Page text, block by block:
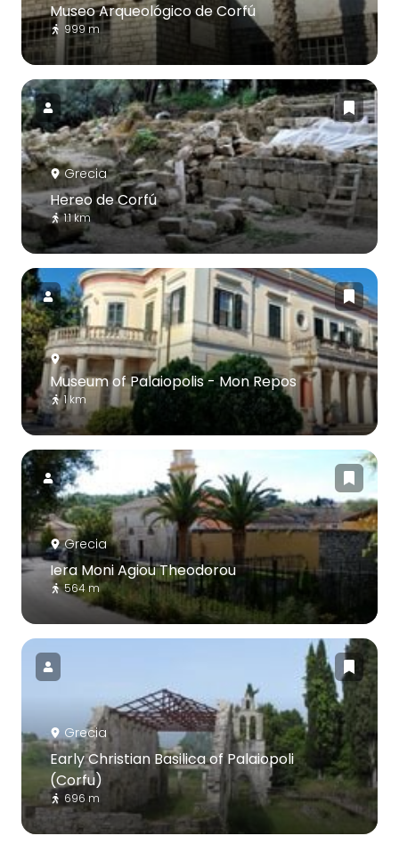
Museo Arqueológico de Corfú
999 m
Grecia
Hereo de Corfú
1.1 km
Museum of Palaiopolis - Mon Repos
1 km
Grecia
Iera Moni Agiou Theodorou
564 m
Grecia
Early Christian Basilica of Palaiopoli
(Corfu)
696 m